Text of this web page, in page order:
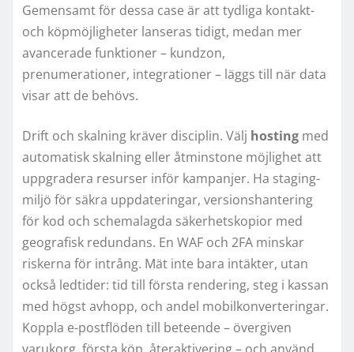
Gemensamt för dessa case är att tydliga kontakt-
och köpmöjligheter lanseras tidigt, medan mer
avancerade funktioner – kundzon,
prenumerationer, integrationer – läggs till när data
visar att de behövs.
Drift och skalning kräver disciplin. Välj hosting med
automatisk skalning eller åtminstone möjlighet att
uppgradera resurser inför kampanjer. Ha staging-
miljö för säkra uppdateringar, versionshantering
för kod och schemalagda säkerhetskopior med
geografisk redundans. En WAF och 2FA minskar
riskerna för intrång. Mät inte bara intäkter, utan
också ledtider: tid till första rendering, steg i kassan
med högst avhopp, och andel mobilkonverteringar.
Koppla e-postflöden till beteende – övergiven